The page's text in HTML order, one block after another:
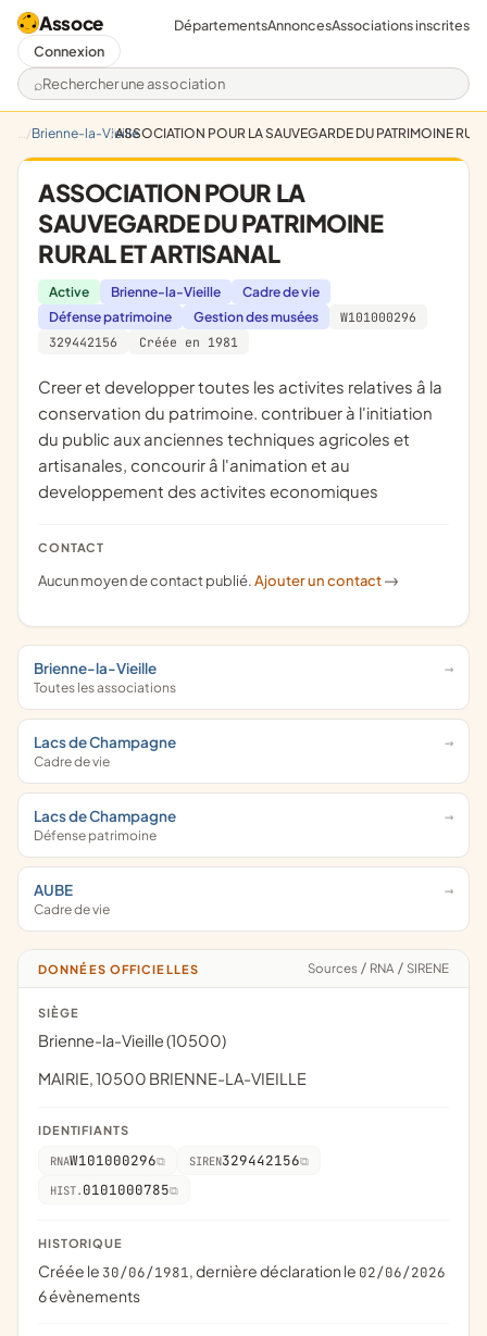
Assoce
Rechercher une association
DépartementsAnnoncesAssociations inscrites
Connexion
Brienne-la-VieilleASSOCIATION POUR LA SAUVEGARDE DU PATRIMOINE
ASSOCIATION POUR LA
SAUVEGARDE DU PATRIMOINE
RURAL ET ARTISANAL
Active Brienne-la-Vieille
Cadre de vie
Défense patrimoine
Gestion des musées
W101000296
329442156
Créée en 1981
creer et developper toutes les activites relatives â la
conservation du patrimoine. contribuer à l'initiation
du public aux anciennes techniques agricoles et
artisanales, concourir â l'animation et au
developpement des activites economiques
CONTACT
Aucun moyen de contact publié.Ajouter un contact ->
Brienne-la-Vieille
Toutes les associations
Lacs de Champagne
Cadre de vie
Lacs de Champagne
Défense patrimoine
AUBE
Cadre de vie
DONNÉES OFFICIELLES Sources / RNA / SIRENE
SIÈGE
Brienne-la-Vieille (10500)
MAIRIE, 10500 BRIENNE-LA-VIEILLE
IDENTIFIANTS
RNAW101000296 SIREN329442156
HIST. 0101000785
HISTORIQUE
Créée le 30/06/1981, dernière déclaration le 02/06/2026
6 évènements